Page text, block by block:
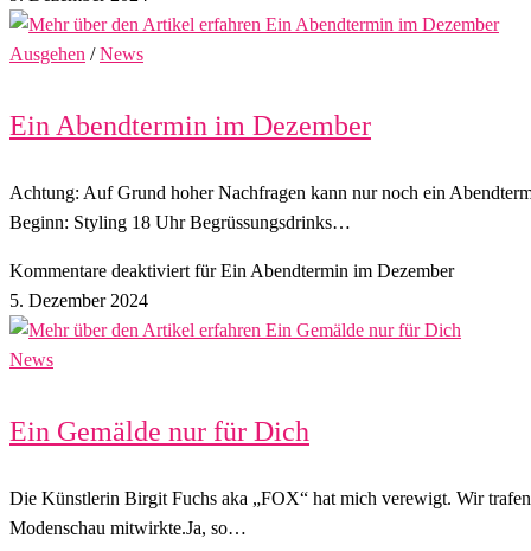
Ausgehen /News
Ein Abendtermin im Dezember
Achtung: Auf Grund hoher Nachfragen kann nur noch ein
Beginn: Styling 18 Uhr Begrüssungsdrinks…
Kommentare deaktiviert für Ein Abendtermin im Dezember
5. Dezember 2024
News
Ein Gemälde nur für Dich
Die Künstlerin Birgit Fuchs aka „FOX“ hat mich verewigt. Wir
Modenschau mitwirkte.Ja, so…